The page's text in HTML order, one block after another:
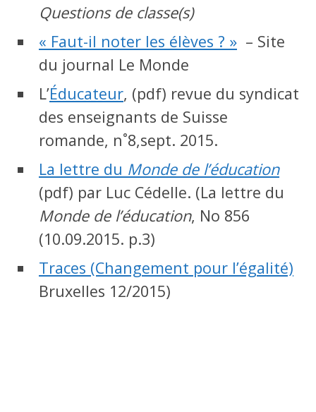
Questions de classe(s)
« Faut-il noter les élèves ? » – Site
du journal Le Monde
L’Éducateur, (pdf) revue du syndicat
des enseignants de Suisse
romande, n˚8,sept. 2015.
La lettre du Monde de l’éducation
(pdf) par Luc Cédelle. (La lettre du
Monde de l’éducation, No 856
(10.09.2015. p.3)
Traces (Changement pour l’égalité)
Bruxelles 12/2015)